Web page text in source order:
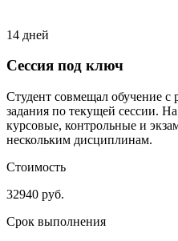
14 дней
Сессия под ключ
Студент совмещал обучение с
задания по текущей сессии.
курсовые, контрольные и
нескольким дисциплинам.
Стоимость
32940 руб.
Срок выполнения